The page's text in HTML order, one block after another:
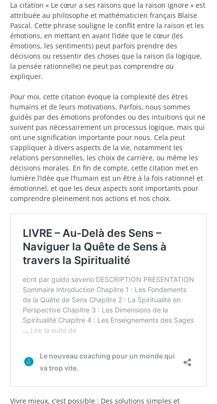
La citation « Le cœur a ses raisons que la raison ignore » est
attribuée au philosophe et mathématicien français Blaise
Pascal. Cette phrase souligne le conflit entre la raison et les
émotions, en mettant en avant l’idée que le cœur (les
émotions, les sentiments) peut parfois prendre des
décisions ou ressentir des choses que la raison (la logique,
la pensée rationnelle) ne peut pas comprendre ou
expliquer.
Pour moi, cette citation évoque la complexité des êtres
humains et de leurs motivations. Parfois, nous sommes
guidés par des émotions profondes ou des intuitions qui ne
suivent pas nécessairement un processus logique, mais qui
ont une signification importante pour nous. Cela peut
s’appliquer à divers aspects de la vie, notamment les
relations personnelles, les choix de carrière, ou même les
décisions morales. En fin de compte, cette citation met en
lumière l’idée que l’humain est un être à la fois rationnel et
émotionnel, et que les deux aspects sont importants pour
comprendre pleinement nos actions et nos choix.
Vivre mieux, c’est possible : Des solutions simples et